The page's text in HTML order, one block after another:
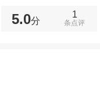
5.0分
1
条点评